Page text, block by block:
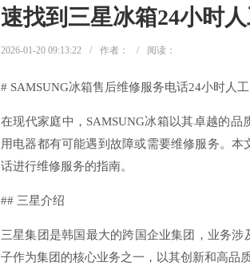
速找到三星冰箱24小时
2026-01-20 09:13:22 / 作者： / 阅读：
# SAMSUNG冰箱售后维修服务电话24小时人工
在现代家庭中，SAMSUNG冰箱以其卓越的
用电器都有可能遇到故障或需要维修服务。
话进行维修服务的指南。
## 三星介绍
三星集团是韩国最大的跨国企业集团，业务
子作为集团的核心业务之一，以其创新和高品